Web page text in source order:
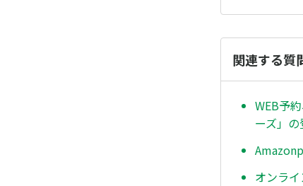
関連する質
WEB予
ーズ」
オンラ